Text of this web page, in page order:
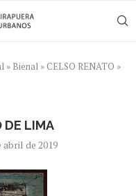
» Bienal » CELSO RENATO »
DE LIMA
abril de 2019